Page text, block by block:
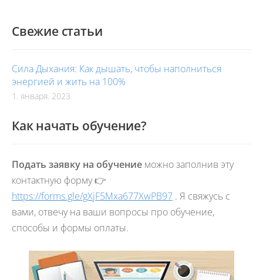
Свежие статьи
Сила Дыхания: Как дышать, чтобы наполниться
энергией и жить на 100%
1. января. 2023
Как начать обучение?
Подать заявку на обучение можно заполнив эту
контактную форму 👉
https://forms.gle/gXjF5Mxa677XwPB97 . Я свяжусь с
вами, отвечу на ваши вопросы про обучение,
способы и формы оплаты.